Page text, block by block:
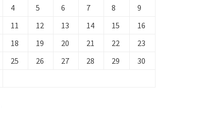
4 5 6 7 8
9
11 12 13 14 15
16
18 19 20 21 22
23
25 26 27 28 29
30